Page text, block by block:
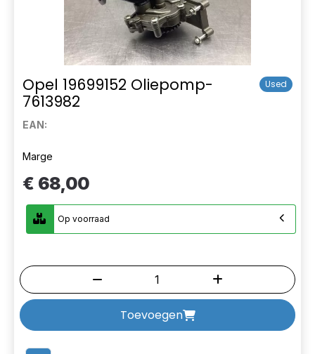
Opel 19699152 Oliepomp-
7613982
Used
EAN:
Marge
€ 68,00
Op voorraad
Toevoegen